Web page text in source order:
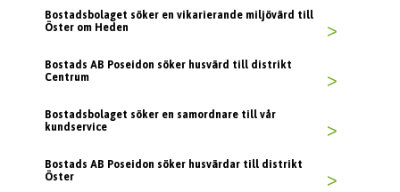
Bostadsbolaget söker en vikarierande miljövärd till
Öster om Heden
>
Bostads AB Poseidon söker husvärd till distrikt
Centrum
>
Bostadsbolaget söker en samordnare till vår
kundservice
>
Bostads AB Poseidon söker husvärdar till distrikt
Öster
>